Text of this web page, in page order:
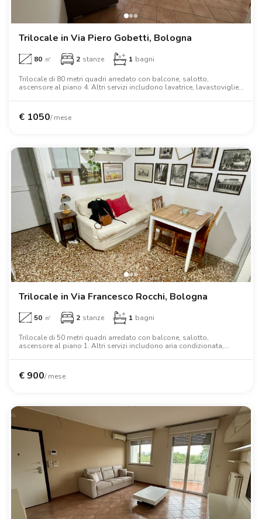
Loft
Loft
Loft
Loft
Loft
Loft
Loft
Roma
Loft
Napoli
Loft
Catania
Loft
Padova
Loft
Trilocale in Via Piero Gobetti, Bologna
80 ㎡ 2 stanze 1 bagni
Trilocale di 80 metri quadri arredato con balcone, salotto,
ascensore al piano 4. Altri servizi includono lavatrice, lavastoviglie,
aria condizionata, tv.
€ 1050/ mese
Trilocale in Via Francesco Rocchi, Bologna
50 ㎡ 2 stanze 1 bagni
Trilocale di 50 metri quadri arredato con balcone, salotto,
ascensore al piano 1. Altri servizi includono aria condizionata,
€ 900/ mese